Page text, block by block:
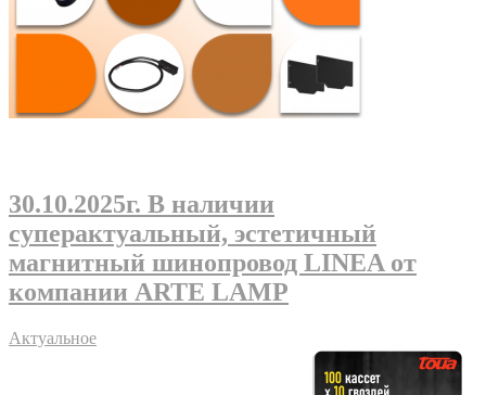
30.10.2025г. В наличии
суперактуальный, эстетичный
магнитный шинопровод LINEA от
компании ARTE LAMP
Актуальное